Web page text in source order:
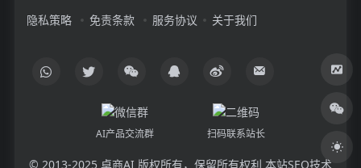
隐私策略
免责条款 服务协议 关于我们
AI产品交流群 扫码联系站长
© 2013-2025 卓商AI 版权所有，保留所有权利 本站SEO技术